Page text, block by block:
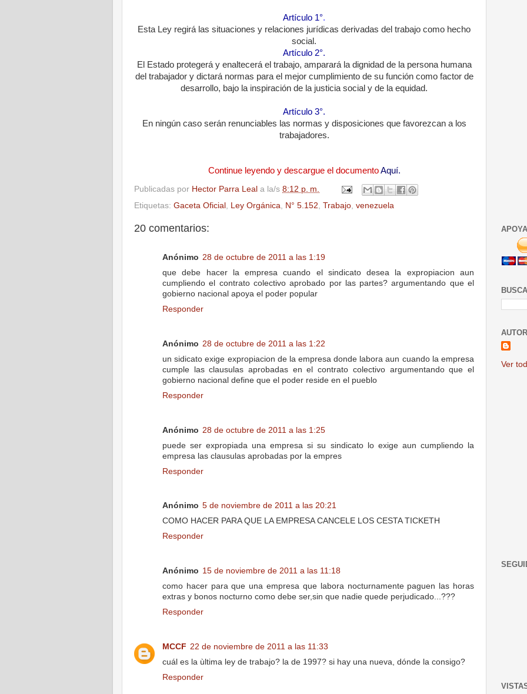
Artículo 1°.
Esta Ley regirá las situaciones y relaciones jurídicas derivadas del trabajo como hecho
social.
Artículo 2°.
El Estado protegerá y enaltecerá el trabajo, amparará la dignidad de la persona humana
del trabajador y dictará normas para el mejor cumplimiento de su función como factor de
desarrollo, bajo la inspiración de la justicia social y de la equidad.
Artículo 3°.
En ningún caso serán renunciables las normas y disposiciones que favorezcan a los
trabajadores.
Continue leyendo y descargue el documentoAquí.
Publicadas por Hector Parra Leal a la/s 8:12 p. m.
Etiquetas: Gaceta Oficial , Ley Orgánica, N° 5.152, Trabajo, venezuela
20 comentarios:
Anónimo 28 de octubre de 2011 a las 1:19
que debe hacer la empresa cuando el sindicato desea la expropiacion aun
cumpliendo el contrato colectivo aprobado por las partes? argumentando que el
gobierno nacional apoya el poder popular
Responder
Anónimo 28 de octubre de 2011 a las 1:22
un sidicato exige expropiacion de la empresa donde labora aun cuando la empresa
cumple las clausulas aprobadas en el contrato colectivo argumentando que el
gobierno nacional define que el poder reside en el pueblo
Responder
Anónimo 28 de octubre de 2011 a las 1:25
puede ser expropiada una empresa si su sindicato lo exige aun cumpliendo la
empresa las clausulas aprobadas por la empres
Responder
Anónimo 5 de noviembre de 2011 a las 20:21
COMO HACER PARA QUE LA EMPRESA CANCELE LOS CESTA TICKETH
Responder
Anónimo 15 de noviembre de 2011 a las 11:18
como hacer para que una empresa que labora nocturnamente paguen las horas
extras y bonos nocturno como debe ser,sin que nadie quede perjudicado...???
Responder
MCCF 22 de noviembre de 2011 a las 11:33
cuál es la ùltima ley de trabajo? la de 1997? si hay una nueva, dónde la consigo?
Responder
Ver